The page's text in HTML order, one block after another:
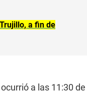
a fin de
a las 11:30 de